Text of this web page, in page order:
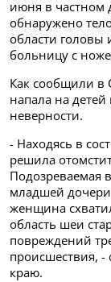
июня в частном
обнаружено
области головы
больницу с
Как сообщили в
напала на
неверности.
- Находясь в
решила
Подозреваемая
младшей
женщина
область шеи
повреждений
происшествия,
краю.